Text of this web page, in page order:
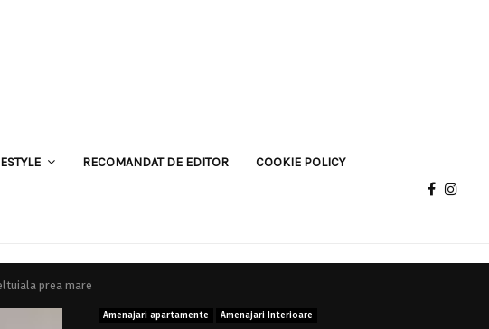
RECOMANDAT DE EDITOR COOKIE POLICY
prea mare
Amenajari apartamente Amenajari Interioare